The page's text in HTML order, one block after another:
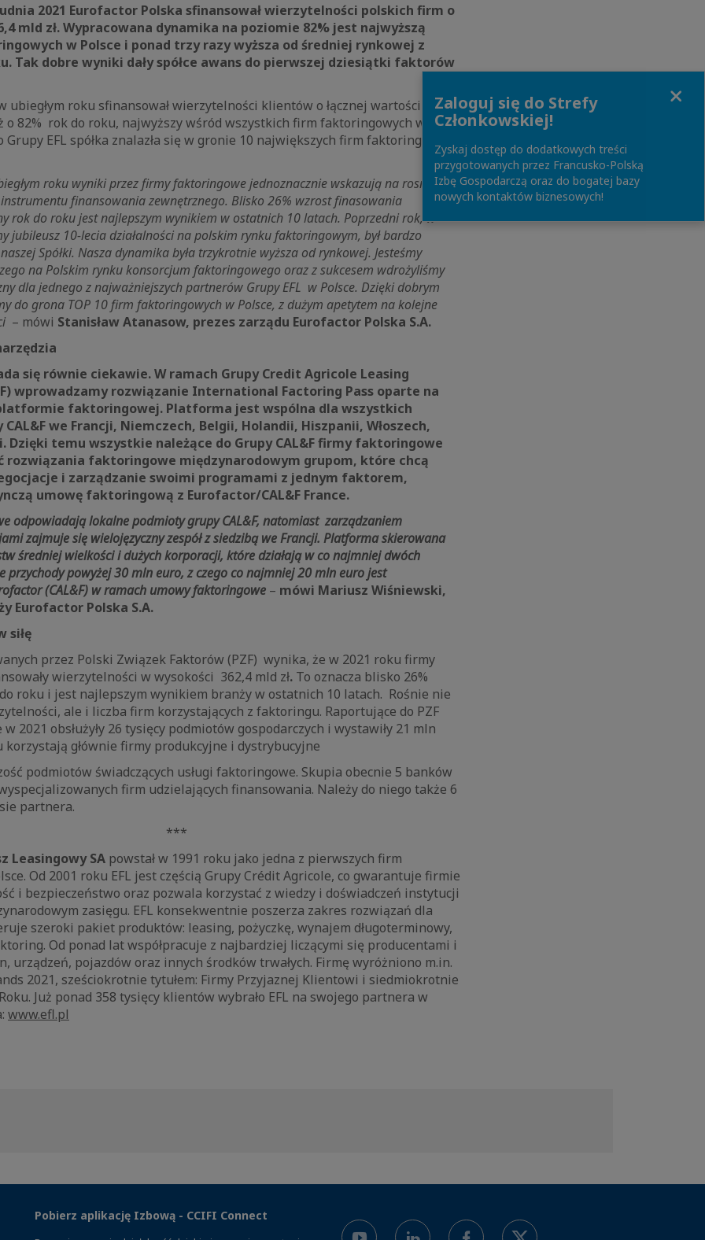
2021 Eurofactor Polska sfinansował wierzytelności polskich firm o
mld zł. Wypracowana dynamika na poziomie 82% jest najwyższą
w Polsce i ponad trzy razy wyższa od średniej rynkowej z
Tak dobre wyniki dały spółce awans do pierwszej dziesiątki faktorów
ubiegłym roku sfinansował wierzytelności klientów o łącznej wartości 6,4
o 82% rok do roku, najwyższy wśród wszystkich firm faktoringowych w
Grupy EFL spółka znalazła się w gronie 10 największych firm faktoringowych
roku wyniki przez firmy faktoringowe jednoznacznie wskazują na rosnącą
finansowania zewnętrznego. Blisko 26% wzrost finasowania
rok do roku jest najlepszym wynikiem w ostatnich 10 latach. Poprzedni rok, w
jubileusz 10-lecia działalności na polskim rynku faktoringowym, był bardzo
Spółki. Nasza dynamika była trzykrotnie wyższa od rynkowej. Jesteśmy
na Polskim rynku konsorcjum faktoringowego oraz z sukcesem wdrożyliśmy
dla jednego z najważniejszych partnerów Grupy EFL w Polsce. Dzięki dobrym
do grona TOP 10 firm faktoringowych w Polsce, z dużym apetytem na kolejne
– mówi Stanisław Atanasow, prezes zarządu Eurofactor Polska S.A.
się równie ciekawie. W ramach Grupy Credit Agricole Leasing
wprowadzamy rozwiązanie International Factoring Pass oparte na
faktoringowej. Platforma jest wspólna dla wszystkich
we Francji, Niemczech, Belgii, Holandii, Hiszpanii, Włoszech,
Dzięki temu wszystkie należące do Grupy CAL&F firmy faktoringowe
rozwiązania faktoringowe międzynarodowym grupom, które chcą
i zarządzanie swoimi programami z jednym faktorem,
umowę faktoringową z Eurofactor/CAL&F France.
odpowiadają lokalne podmioty grupy CAL&F, natomiast zarządzaniem
zajmuje się wielojęzyczny zespół z siedzibą we Francji. Platforma skierowana
średniej wielkości i dużych korporacji, które działają w co najmniej dwóch
przychody powyżej 30 mln euro, z czego co najmniej 20 mln euro jest
(CAL&F) w ramach umowy faktoringowe – mówi Mariusz Wiśniewski,
Eurofactor Polska S.A.
siłę
przez Polski Związek Faktorów (PZF) wynika, że w 2021 roku firmy
wierzytelności w wysokości 362,4 mld zł. To oznacza blisko 26%
roku i jest najlepszym wynikiem branży w ostatnich 10 latach. Rośnie nie
ale i liczba firm korzystających z faktoringu. Raportujące do PZF
2021 obsłużyły 26 tysięcy podmiotów gospodarczych i wystawiły 21 mln
głównie firmy produkcyjne i dystrybucyjne
podmiotów świadczących usługi faktoringowe. Skupia obecnie 5 banków
firm udzielających finansowania. Należy do niego także 6
partnera.
***
Leasingowy SA powstał w 1991 roku jako jedna z pierwszych firm
Od 2001 roku EFL jest częścią Grupy Crédit Agricole, co gwarantuje firmie
i bezpieczeństwo oraz pozwala korzystać z wiedzy i doświadczeń instytucji
zasięgu. EFL konsekwentnie poszerza zakres rozwiązań dla
szeroki pakiet produktów: leasing, pożyczkę, wynajem długoterminowy,
Od ponad lat współpracuje z najbardziej liczącymi się producentami i
urządzeń, pojazdów oraz innych środków trwałych. Firmę wyróżniono m.in.
2021, sześciokrotnie tytułem: Firmy Przyjaznej Klientowi i siedmiokrotnie
Już ponad 358 tysięcy klientów wybrało EFL na swojego partnera w
www.efl.pl
Pobierz aplikację Izbową - CCIFI Connect
Zaloguj się do Strefy
Członkowskiej!
Zyskaj dostęp do dodatkowych treści
przygotowanych przez Francusko-Polską
Izbę Gospodarczą oraz do bogatej bazy
nowych kontaktów biznesowych!